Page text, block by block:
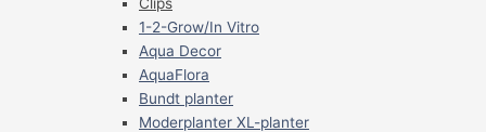
1-2-Grow/In Vitro
Aqua Decor
AquaFlora
Bundt planter
Moderplanter XL-planter